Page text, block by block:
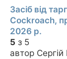
Засіб від
Cockroach,
2026 р.
5 з 5
автор Сергій